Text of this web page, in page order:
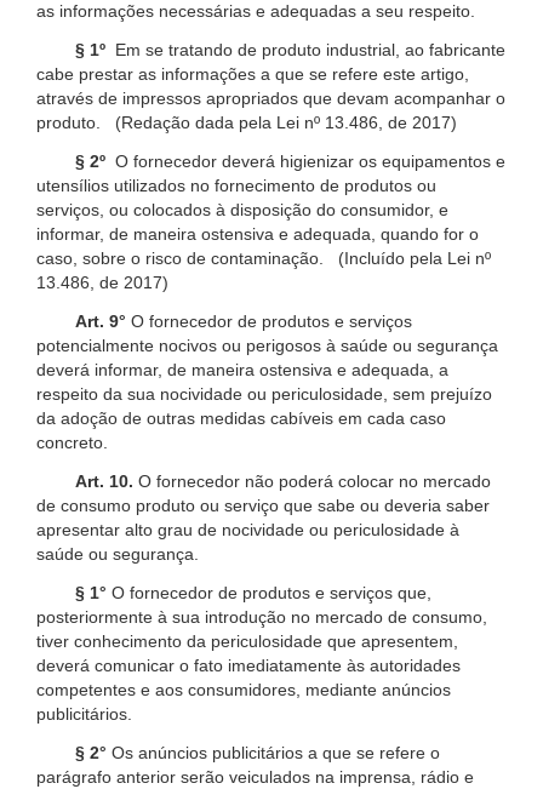
as informações necessárias e adequadas a seu respeito.
§ 1º Em se tratando de produto industrial, ao fabricante
cabe prestar as informações a que se refere este artigo,
através de impressos apropriados que devam acompanhar o
produto. (Redação dada pela Lei nº 13.486, de 2017)
§ 2º O fornecedor deverá higienizar os equipamentos e
utensílios utilizados no fornecimento de produtos ou
serviços, ou colocados à disposição do consumidor, e
informar, de maneira ostensiva e adequada, quando for o
caso, sobre o risco de contaminação. (Incluído pela Lei nº
13.486, de 2017)
Art. 9° O fornecedor de produtos e serviços
potencialmente nocivos ou perigosos à saúde ou segurança
deverá informar, de maneira ostensiva e adequada, a
respeito da sua nocividade ou periculosidade, sem prejuízo
da adoção de outras medidas cabíveis em cada caso
concreto.
Art. 10. O fornecedor não poderá colocar no mercado
de consumo produto ou serviço que sabe ou deveria saber
apresentar alto grau de nocividade ou periculosidade à
saúde ou segurança.
§ 1° O fornecedor de produtos e serviços que,
posteriormente à sua introdução no mercado de consumo,
tiver conhecimento da periculosidade que apresentem,
deverá comunicar o fato imediatamente às autoridades
competentes e aos consumidores, mediante anúncios
publicitários.
§ 2° Os anúncios publicitários a que se refere o
parágrafo anterior serão veiculados na imprensa, rádio e